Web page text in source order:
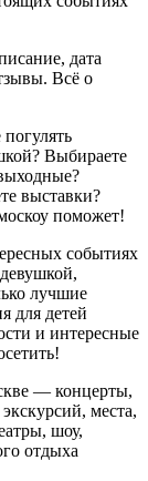
дата
Всё о
Выбираете
выставки?
поможет!
событиях
лучшие
для детей
и интересные
— концерты,
места,
шоу,
отдыха